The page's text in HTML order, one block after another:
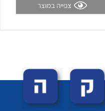
לכל מוצרי היצרן
צפייה במוצר